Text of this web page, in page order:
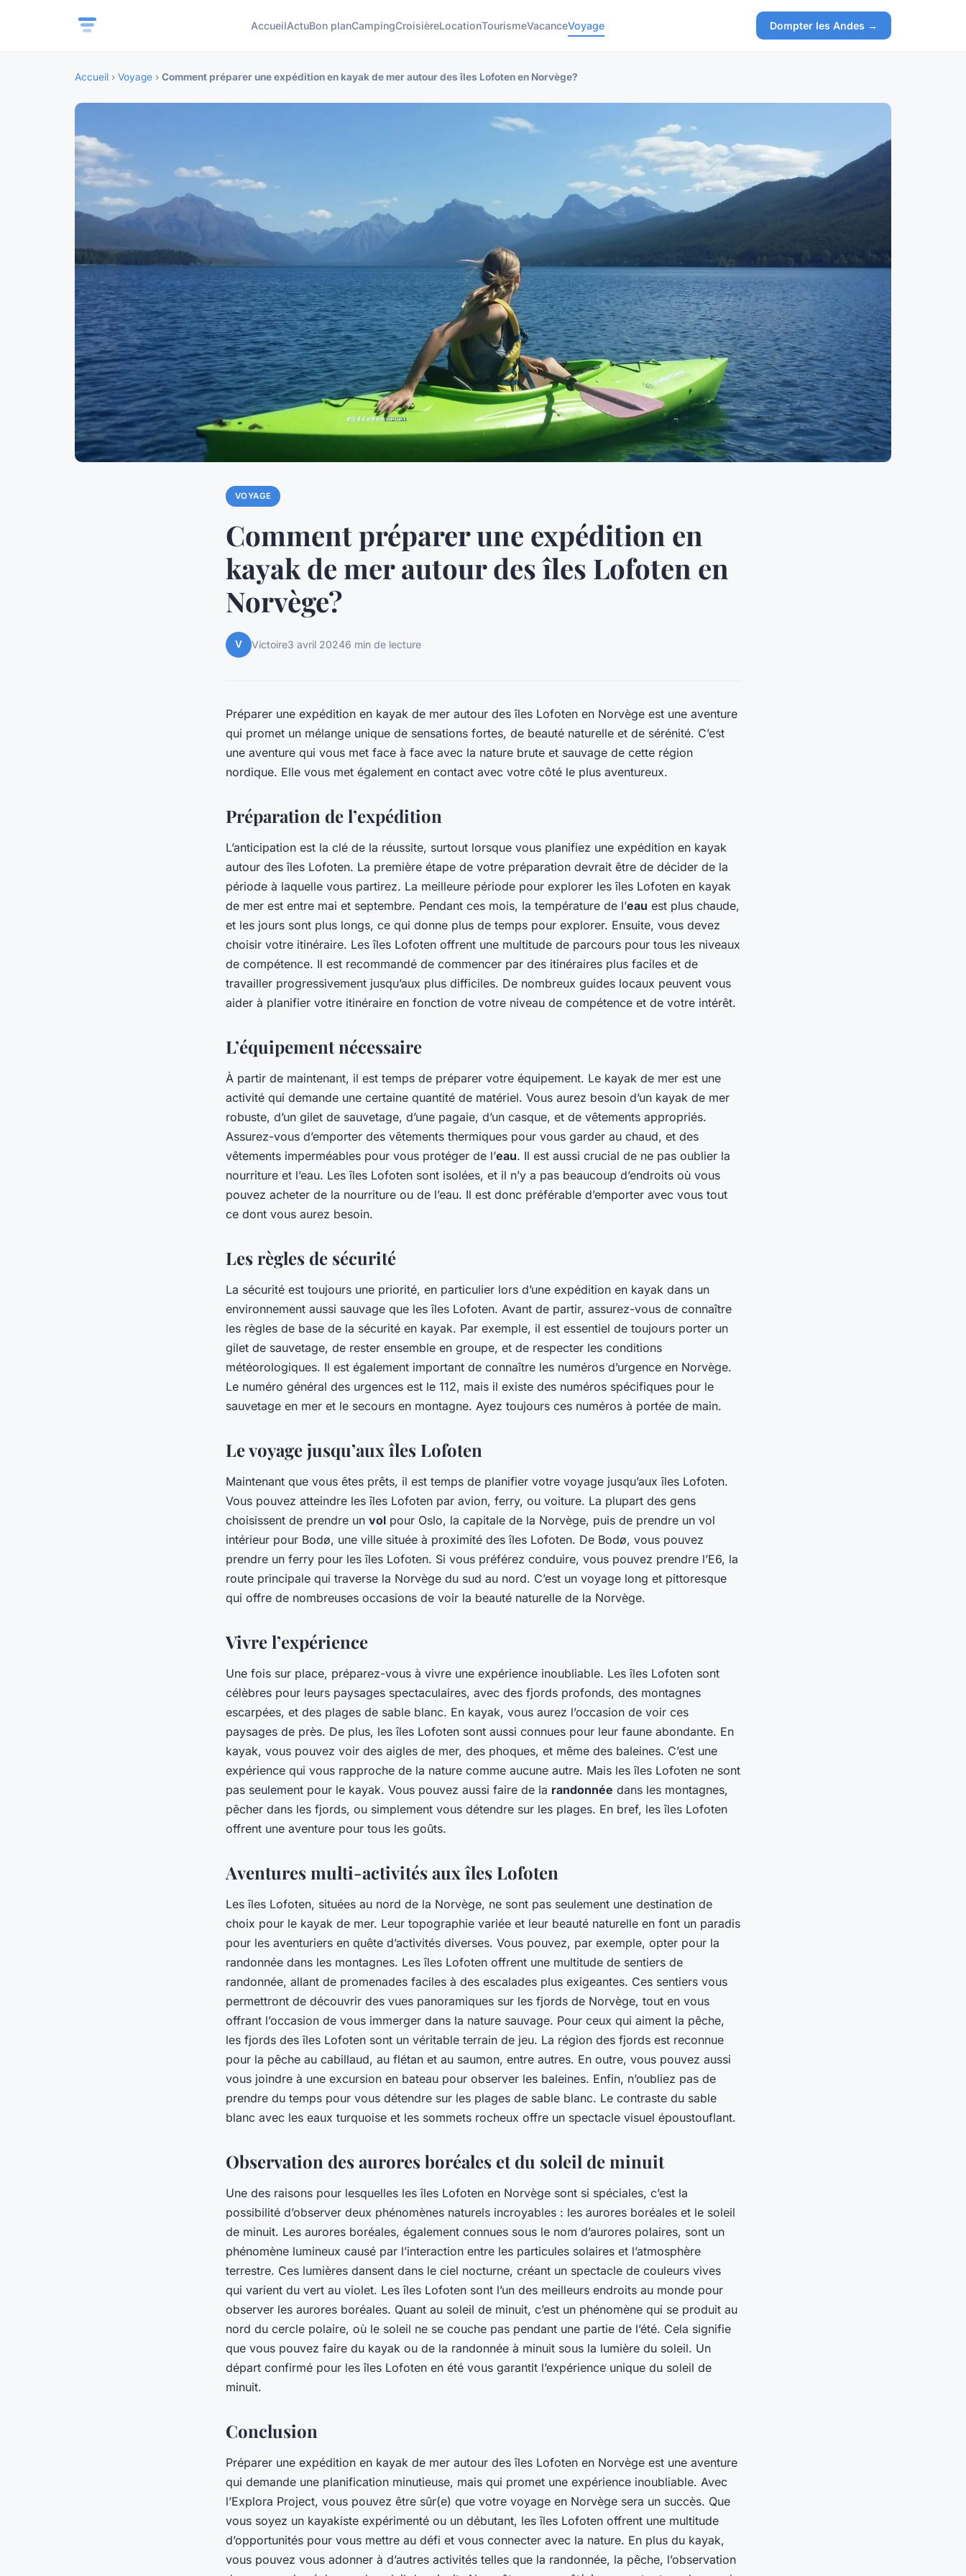
AccueilActuBon planCampingCroisièreLocationTourismeVacanceVoyage Dompter les Andes →
Accueil › Voyage › Comment préparer une expédition en kayak de mer autour des îles Lofoten en Norvège?
VOYAGE
Comment préparer une expédition en
kayak de mer autour des îles Lofoten en
Norvège?
V Victoire3 avril 20246 min de lecture
Préparer une expédition en kayak de mer autour des îles Lofoten en Norvège est une aventure
qui promet un mélange unique de sensations fortes, de beauté naturelle et de sérénité. C’est
une aventure qui vous met face à face avec la nature brute et sauvage de cette région
nordique. Elle vous met également en contact avec votre côté le plus aventureux.
Préparation de l’expédition
L’anticipation est la clé de la réussite, surtout lorsque vous planifiez une expédition en kayak
autour des îles Lofoten. La première étape de votre préparation devrait être de décider de la
période à laquelle vous partirez. La meilleure période pour explorer les îles Lofoten en kayak
de mer est entre mai et septembre. Pendant ces mois, la température de l’eau est plus chaude,
et les jours sont plus longs, ce qui donne plus de temps pour explorer. Ensuite, vous devez
choisir votre itinéraire. Les îles Lofoten offrent une multitude de parcours pour tous les niveaux
de compétence. Il est recommandé de commencer par des itinéraires plus faciles et de
travailler progressivement jusqu’aux plus difficiles. De nombreux guides locaux peuvent vous
aider à planifier votre itinéraire en fonction de votre niveau de compétence et de votre intérêt.
L’équipement nécessaire
À partir de maintenant, il est temps de préparer votre équipement. Le kayak de mer est une
activité qui demande une certaine quantité de matériel. Vous aurez besoin d’un kayak de mer
robuste, d’un gilet de sauvetage, d’une pagaie, d’un casque, et de vêtements appropriés.
Assurez-vous d’emporter des vêtements thermiques pour vous garder au chaud, et des
vêtements imperméables pour vous protéger de l’eau. Il est aussi crucial de ne pas oublier la
nourriture et l’eau. Les îles Lofoten sont isolées, et il n’y a pas beaucoup d’endroits où vous
pouvez acheter de la nourriture ou de l’eau. Il est donc préférable d’emporter avec vous tout
ce dont vous aurez besoin.
Les règles de sécurité
La sécurité est toujours une priorité, en particulier lors d’une expédition en kayak dans un
environnement aussi sauvage que les îles Lofoten. Avant de partir, assurez-vous de connaître
les règles de base de la sécurité en kayak. Par exemple, il est essentiel de toujours porter un
gilet de sauvetage, de rester ensemble en groupe, et de respecter les conditions
météorologiques. Il est également important de connaître les numéros d’urgence en Norvège.
Le numéro général des urgences est le 112, mais il existe des numéros spécifiques pour le
sauvetage en mer et le secours en montagne. Ayez toujours ces numéros à portée de main.
Le voyage jusqu’aux îles Lofoten
Maintenant que vous êtes prêts, il est temps de planifier votre voyage jusqu’aux îles Lofoten.
Vous pouvez atteindre les îles Lofoten par avion, ferry, ou voiture. La plupart des gens
choisissent de prendre un vol pour Oslo, la capitale de la Norvège, puis de prendre un vol
intérieur pour Bodø, une ville située à proximité des îles Lofoten. De Bodø, vous pouvez
prendre un ferry pour les îles Lofoten. Si vous préférez conduire, vous pouvez prendre l’E6, la
route principale qui traverse la Norvège du sud au nord. C’est un voyage long et pittoresque
qui offre de nombreuses occasions de voir la beauté naturelle de la Norvège.
Vivre l’expérience
Une fois sur place, préparez-vous à vivre une expérience inoubliable. Les îles Lofoten sont
célèbres pour leurs paysages spectaculaires, avec des fjords profonds, des montagnes
escarpées, et des plages de sable blanc. En kayak, vous aurez l’occasion de voir ces
paysages de près. De plus, les îles Lofoten sont aussi connues pour leur faune abondante. En
kayak, vous pouvez voir des aigles de mer, des phoques, et même des baleines. C’est une
expérience qui vous rapproche de la nature comme aucune autre. Mais les îles Lofoten ne sont
pas seulement pour le kayak. Vous pouvez aussi faire de la randonnée dans les montagnes,
pêcher dans les fjords, ou simplement vous détendre sur les plages. En bref, les îles Lofoten
offrent une aventure pour tous les goûts.
Aventures multi-activités aux îles Lofoten
Les îles Lofoten, situées au nord de la Norvège, ne sont pas seulement une destination de
choix pour le kayak de mer. Leur topographie variée et leur beauté naturelle en font un paradis
pour les aventuriers en quête d’activités diverses. Vous pouvez, par exemple, opter pour la
randonnée dans les montagnes. Les îles Lofoten offrent une multitude de sentiers de
randonnée, allant de promenades faciles à des escalades plus exigeantes. Ces sentiers vous
permettront de découvrir des vues panoramiques sur les fjords de Norvège, tout en vous
offrant l’occasion de vous immerger dans la nature sauvage. Pour ceux qui aiment la pêche,
les fjords des îles Lofoten sont un véritable terrain de jeu. La région des fjords est reconnue
pour la pêche au cabillaud, au flétan et au saumon, entre autres. En outre, vous pouvez aussi
vous joindre à une excursion en bateau pour observer les baleines. Enfin, n’oubliez pas de
prendre du temps pour vous détendre sur les plages de sable blanc. Le contraste du sable
blanc avec les eaux turquoise et les sommets rocheux offre un spectacle visuel époustouflant.
Observation des aurores boréales et du soleil de minuit
Une des raisons pour lesquelles les îles Lofoten en Norvège sont si spéciales, c’est la
possibilité d’observer deux phénomènes naturels incroyables : les aurores boréales et le soleil
de minuit. Les aurores boréales, également connues sous le nom d’aurores polaires, sont un
phénomène lumineux causé par l’interaction entre les particules solaires et l’atmosphère
terrestre. Ces lumières dansent dans le ciel nocturne, créant un spectacle de couleurs vives
qui varient du vert au violet. Les îles Lofoten sont l’un des meilleurs endroits au monde pour
observer les aurores boréales. Quant au soleil de minuit, c’est un phénomène qui se produit au
nord du cercle polaire, où le soleil ne se couche pas pendant une partie de l’été. Cela signifie
que vous pouvez faire du kayak ou de la randonnée à minuit sous la lumière du soleil. Un
départ confirmé pour les îles Lofoten en été vous garantit l’expérience unique du soleil de
minuit.
Conclusion
Préparer une expédition en kayak de mer autour des îles Lofoten en Norvège est une aventure
qui demande une planification minutieuse, mais qui promet une expérience inoubliable. Avec
l’Explora Project, vous pouvez être sûr(e) que votre voyage en Norvège sera un succès. Que
vous soyez un kayakiste expérimenté ou un débutant, les îles Lofoten offrent une multitude
d’opportunités pour vous mettre au défi et vous connecter avec la nature. En plus du kayak,
vous pouvez vous adonner à d’autres activités telles que la randonnée, la pêche, l’observation